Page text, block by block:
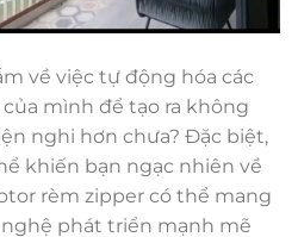
về việc tự động hóa các
mình để tạo ra không
nghi hơn chưa? Đặc biệt,
khiến bạn ngạc nhiên về
rèm zipper có thể mang
phát triển mạnh mẽ